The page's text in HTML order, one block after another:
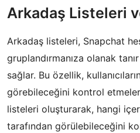
Arkadaş Listeleri
Arkadaş listeleri, Snapchat
gruplandırmanıza olanak
sağlar. Bu özellik,
görebileceğini kontrol
listeleri oluşturarak, hangi
tarafından görülebileceğini